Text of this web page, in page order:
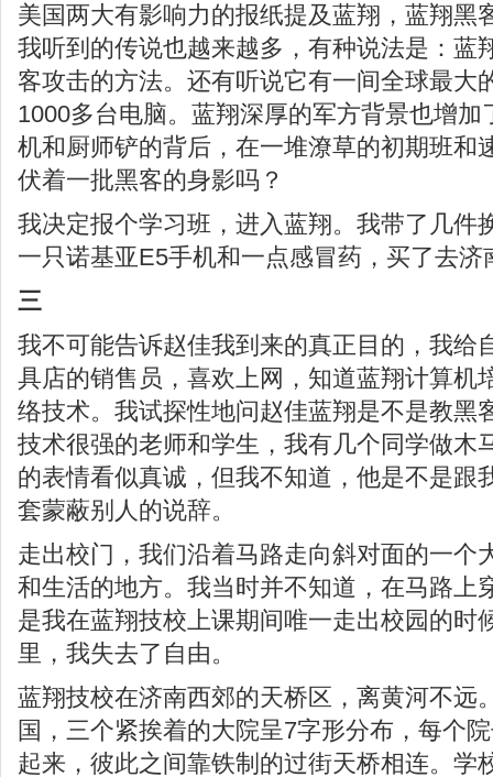
美国两大有影响力的报纸提及蓝翔，蓝翔黑
我听到的传说也越来越多，有种说法是：蓝
客攻击的方法。还有听说它有一间全球最大
1000多台电脑。蓝翔深厚的军方背景也增
机和厨师铲的背后，在一堆潦草的初期班和
伏着一批黑客的身影吗？
我决定报个学习班，进入蓝翔。我带了几件
一只诺基亚E5手机和一点感冒药，买了去
三
我不可能告诉赵佳我到来的真正目的，我给
具店的销售员，喜欢上网，知道蓝翔计算机
络技术。我试探性地问赵佳蓝翔是不是教黑
技术很强的老师和学生，我有几个同学做木
的表情看似真诚，但我不知道，他是不是跟
套蒙蔽别人的说辞。
走出校门，我们沿着马路走向斜对面的一个
和生活的地方。我当时并不知道，在马路上
是我在蓝翔技校上课期间唯一走出校园的时
里，我失去了自由。
蓝翔技校在济南西郊的天桥区，离黄河不远
国，三个紧挨着的大院呈7字形分布，每个
起来，彼此之间靠铁制的过街天桥相连。学